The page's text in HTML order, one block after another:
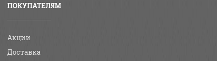
ПОКУПАТЕЛЯМ
Акции
Доставка